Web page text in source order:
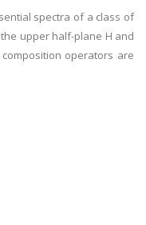
spectra of a class of
upper half-plane H and
operators are